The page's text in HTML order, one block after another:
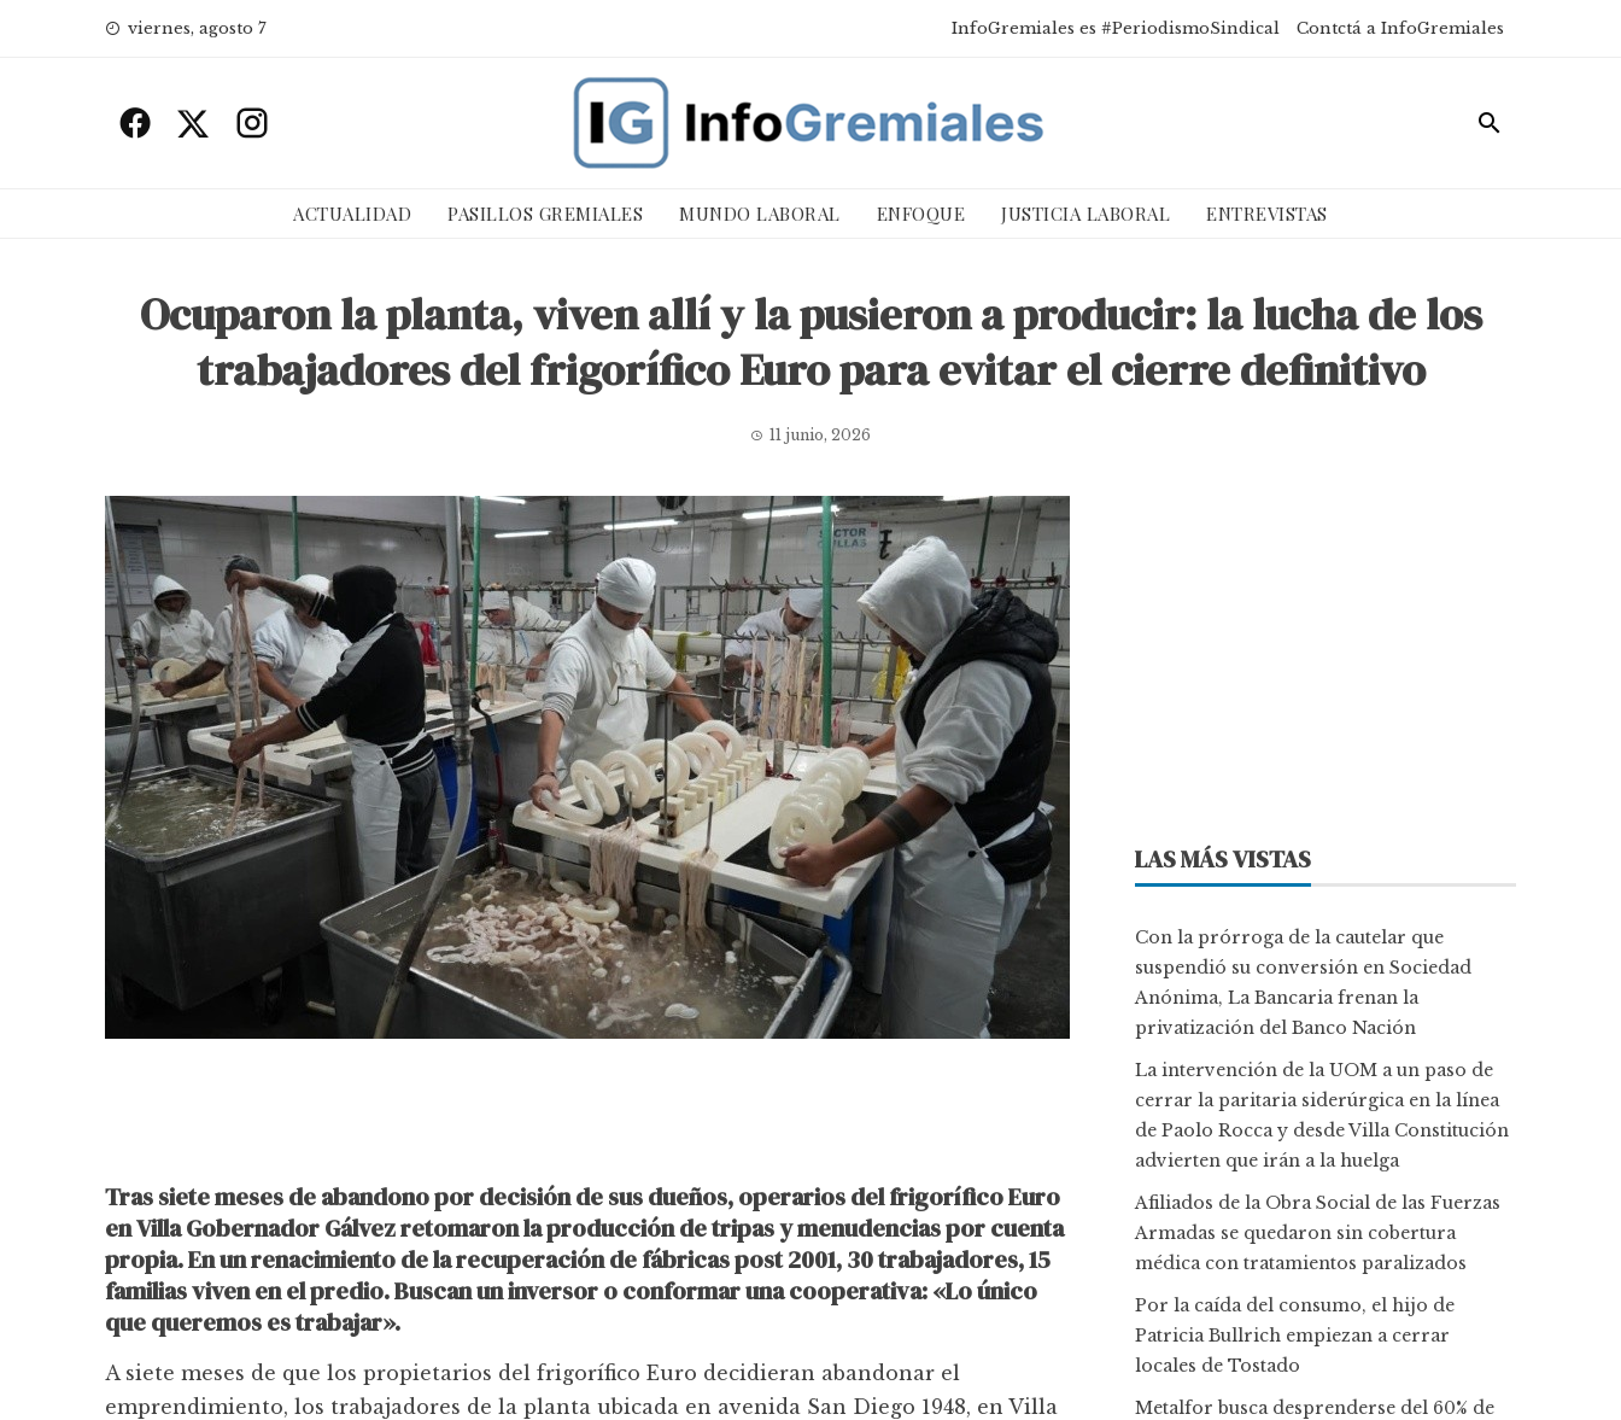
viernes, agosto 7 InfoGremiales es #PeriodismoSindical Contctá a InfoGremiales
ACTUALIDAD PASILLOS GREMIALES MUNDO LABORAL ENFOQUE JUSTICIA LABORAL ENTREVISTAS
Ocuparon la planta, viven allí y la pusieron a producir: la lucha de los
trabajadores del frigorífico Euro para evitar el cierre definitivo
11 junio, 2026
Tras siete meses de abandono por decisión de sus dueños, operarios del frigorífico Euro
en Villa Gobernador Gálvez retomaron la producción de tripas y menudencias por cuenta
propia. En un renacimiento de la recuperación de fábricas post 2001, 30 trabajadores, 15
familias viven en el predio. Buscan un inversor o conformar una cooperativa: «Lo único
que queremos es trabajar».
A siete meses de que los propietarios del frigorífico Euro decidieran abandonar el
emprendimiento, los trabajadores de la planta ubicada en avenida San Diego 1948, en Villa
LAS MÁS VISTAS
Con la prórroga de la cautelar que
suspendió su conversión en Sociedad
Anónima, La Bancaria frenan la
privatización del Banco Nación
La intervención de la UOM a un paso de
cerrar la paritaria siderúrgica en la línea
de Paolo Rocca y desde Villa Constitución
advierten que irán a la huelga
Afiliados de la Obra Social de las Fuerzas
Armadas se quedaron sin cobertura
médica con tratamientos paralizados
Por la caída del consumo, el hijo de
Patricia Bullrich empiezan a cerrar
locales de Tostado
Metalfor busca desprenderse del 60% de